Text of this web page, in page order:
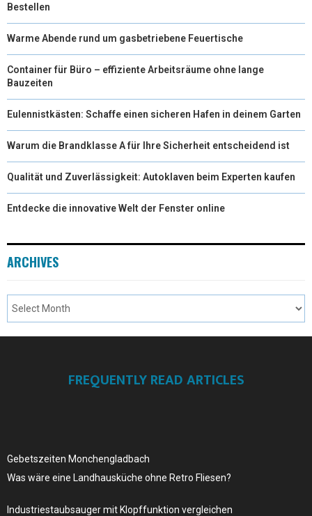
Bestellen
Warme Abende rund um gasbetriebene Feuertische
Container für Büro – effiziente Arbeitsräume ohne lange
Bauzeiten
Eulennistkästen: Schaffe einen sicheren Hafen in deinem Garten
Warum die Brandklasse A für Ihre Sicherheit entscheidend ist
Qualität und Zuverlässigkeit: Autoklaven beim Experten kaufen
Entdecke die innovative Welt der Fenster online
ARCHIVES
FREQUENTLY READ ARTICLES
Gebetszeiten Monchengladbach
Was wäre eine Landhausküche ohne Retro Fliesen?
Industriestaubsauger mit Klopffunktion vergleichen